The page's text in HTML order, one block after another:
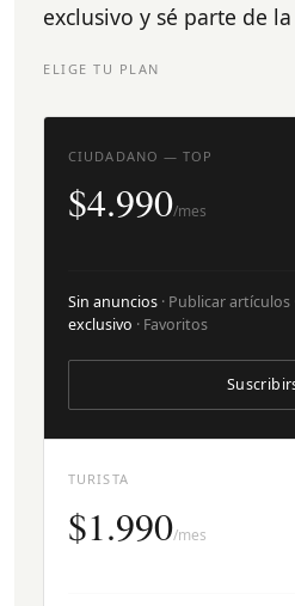
exclusivo y sé parte de
ELIGE TU PLAN
TURISTA
$1.990/mes
CIUDADANO — TOP
$4.990/mes
Sin anuncios · Publicar artículos
exclusivo · Favoritos